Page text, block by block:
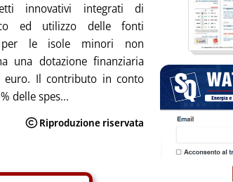
innovativi integrati di
ed utilizzo delle fonti
per le isole minori non
una dotazione finanziaria
euro. Il contributo in conto
delle spes...